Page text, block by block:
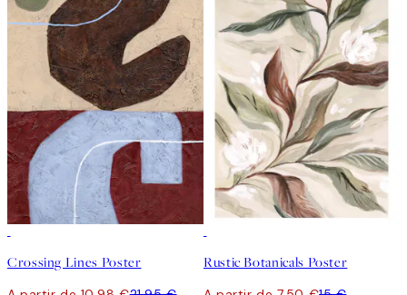
Crossing Lines Poster Rustic Botanicals Poster